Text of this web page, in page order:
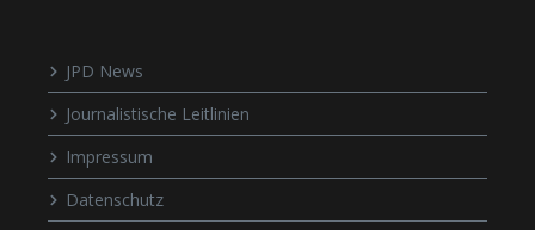
JPD News
Journalistische Leitlinien
Impressum
Datenschutz